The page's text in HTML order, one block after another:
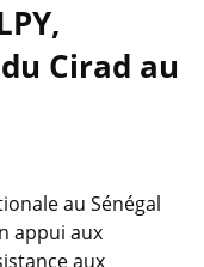
Cirad au
au Sénégal
appui aux
aux